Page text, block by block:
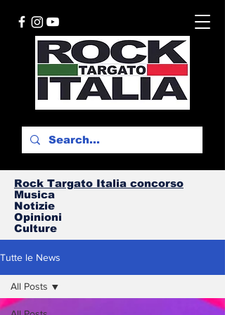
Rock Targato Italia concorso
Musica
Notizie
Opinioni
Culture
Tutte le News
All Posts